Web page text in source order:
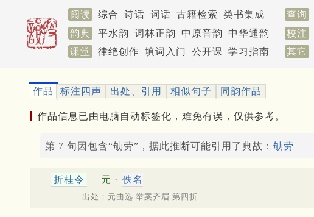
阅读 综合 诗话 词话 古籍检索 类书集成 查询
韵典
平水韵 词林正韵 中原音韵 中华通韵 校注
课堂
律绝创作 填词入门 公开课 学习指南 其它
作品 标注四声 出处、引用 相似句子 同韵作品
作品信息已由电脑自动标签化，难免有误，仅供参考。
第 7 句因包含“劬劳”，据此推断可能引用了典故： 劬劳
折桂令 元 · 佚名
出处：元曲选 举案齐眉 第四折